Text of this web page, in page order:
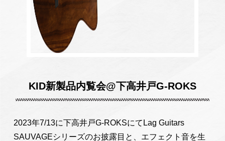
KID新製品内覧会@下高井戸G-ROKS
2023年7/13に下高井戸G-ROKSにてLag Guitars
SAUVAGEシリーズのお披露目と、エフェクト音を生